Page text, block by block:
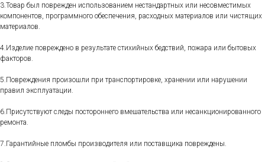
3.Товар был поврежден использованием нестандартных или несовместимых
компонентов, программного обеспечения, расходных материалов или чистящих
материалов.
4.Изделие повреждено в результате стихийных бедствий, пожара или бытовых
факторов.
5.Повреждения произошли при транспортировке, хранении или нарушении
правил эксплуатации.
6.Присутствуют следы постороннего вмешательства или несанкционированного
ремонта.
7.Гарантийные пломбы производителя или поставщика повреждены.